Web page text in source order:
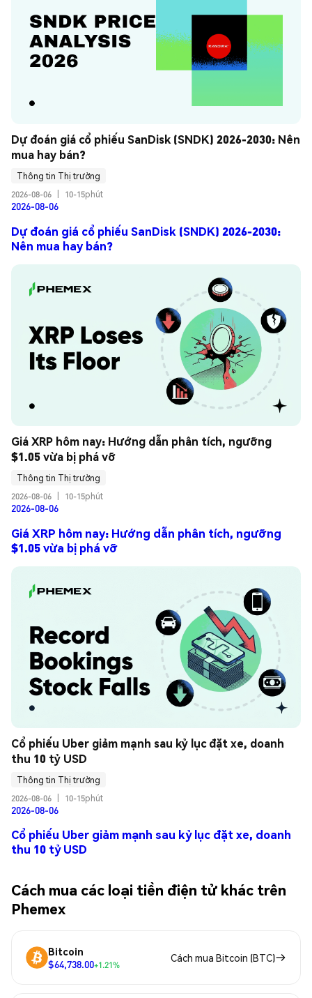
Dự đoán giá cổ phiếu SanDisk (SNDK) 2026-2030: Nên
mua hay bán?
Thông tin Thị trường
2026-08-06
10-15phút
2026-08-06
Dự đoán giá cổ phiếu SanDisk (SNDK) 2026-2030:
Nên mua hay bán?
Giá XRP hôm nay: Hướng dẫn phân tích, ngưỡng
$1.05 vừa bị phá vỡ
Thông tin Thị trường
2026-08-06
10-15phút
2026-08-06
Giá XRP hôm nay: Hướng dẫn phân tích, ngưỡng
$1.05 vừa bị phá vỡ
Cổ phiếu Uber giảm mạnh sau kỷ lục đặt xe, doanh
thu 10 tỷ USD
Thông tin Thị trường
2026-08-06
10-15phút
2026-08-06
Cổ phiếu Uber giảm mạnh sau kỷ lục đặt xe, doanh
thu 10 tỷ USD
Cách mua các loại tiền điện tử khác trên
Phemex
Bitcoin
$64,738.00+1.21%
Cách mua Bitcoin (BTC)